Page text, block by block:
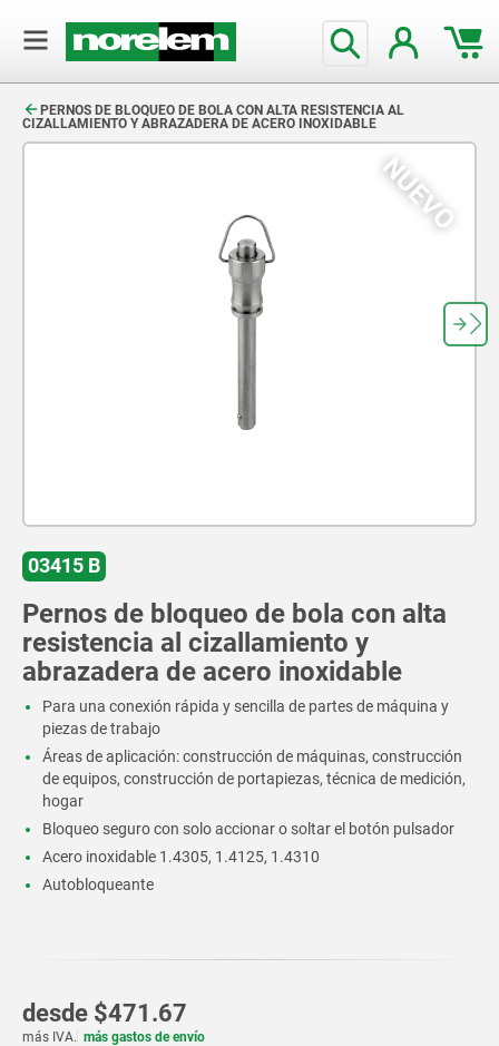
PERNOS DE BLOQUEO DE BOLA CON ALTA RESISTENCIA AL
CIZALLAMIENTO Y ABRAZADERA DE ACERO INOXIDABLE
NUEVO
03415 B
Pernos de bloqueo de bola con alta
resistencia al cizallamiento y
abrazadera de acero inoxidable
Para una conexión rápida y sencilla de partes de máquina y
piezas de trabajo
Áreas de aplicación: construcción de máquinas, construcción
de equipos, construcción de portapiezas, técnica de medición,
hogar
Bloqueo seguro con solo accionar o soltar el botón pulsador
Acero inoxidable 1.4305, 1.4125, 1.4310
Autobloqueante
desde $471.67
más IVA. más gastos de envío